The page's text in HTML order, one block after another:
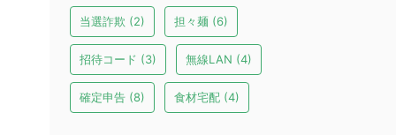
当選詐欺 (2) 担々麺 (6)
招待コード (3) 無線LAN (4)
確定申告 (8) 食材宅配 (4)